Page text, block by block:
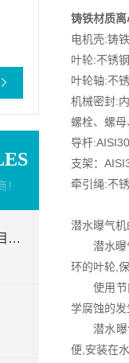
启动离心曝气机前定期检查项目分析
铸铁材质
电机壳:铸
叶轮:不锈
叶轮轴:不
机械密封:
螺栓、螺
导杆
支架：
牵引绳:不
潜水曝气
潜水曝气
环的叶轮,
使用节能
学腐蚀的
潜水曝气
便,安装在